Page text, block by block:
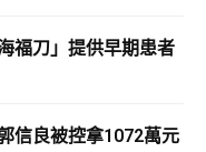
福刀」提供早期患者
信良被控拿1072萬元